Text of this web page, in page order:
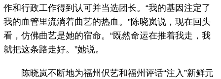
作和行政工作得到认可并当选团长。“我的基因注定了
我的血管里流淌着曲艺的热血。”陈晓岚说，现在回头
看，仿佛曲艺是她的宿命。“既然命运在推着我走，我
就把这条路走好。”她说。
陈晓岚不断地为福州伬艺和福州评话“注入”新鲜元